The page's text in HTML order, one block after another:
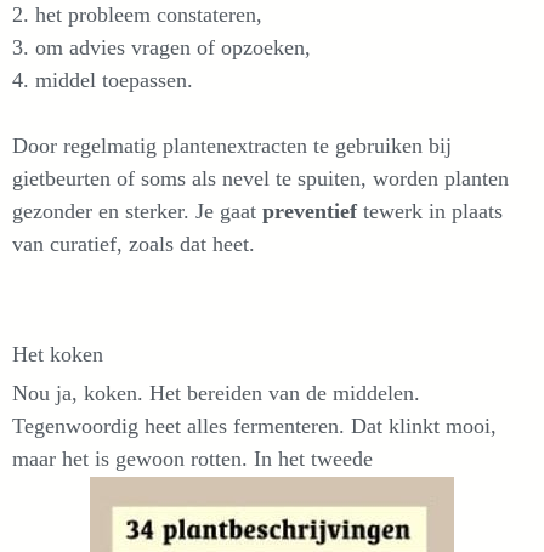
2. het probleem constateren,
3. om advies vragen of opzoeken,
4. middel toepassen.
Door regelmatig plantenextracten te gebruiken bij
gietbeurten of soms als nevel te spuiten, worden planten
gezonder en sterker. Je gaat preventieftewerk in plaats
van curatief, zoals dat heet.
Het koken
Nou ja, koken. Het bereiden van de middelen.
Tegenwoordig heet alles fermenteren. Dat klinkt mooi,
maar het is gewoon rotten. In het tweede